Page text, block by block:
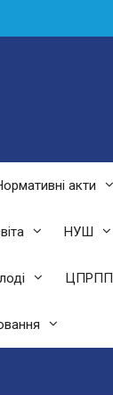
акти
НУШ
ЦПРПП